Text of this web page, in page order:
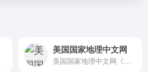
美国国家地理中文网